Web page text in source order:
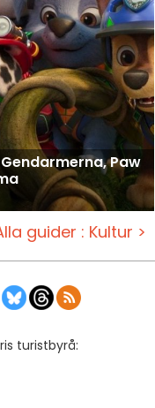
Paw
guider : Kultur >
turistbyrå: